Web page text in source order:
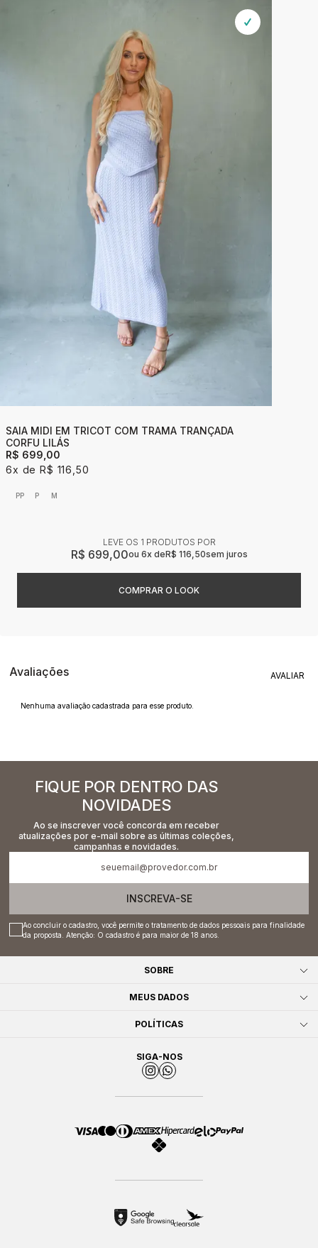
SAIA MIDI EM TRICOT COM TRAMA TRANÇADA
CORFU LILÁS
R$ 699,00
6x
R$ 116,50
PP P M
LEVE OS 1 PRODUTOS
R$ 699,00 6x R$ 116,50sem juros
Avaliações
Nenhuma avaliação cadastrada para esse produto.
FIQUE POR DENTRO DAS
NOVIDADES
Ao se inscrever você concorda em receber
atualizações por e-mail sobre as últimas coleções,
campanhas e novidades.
INSCREVA-SE
Ao concluir o cadastro, você permite o tratamento de dados pessoais para finalidade
da proposta. Atenção: O cadastro é para maior de 18 anos.
SOBRE
MEUS DADOS
POLÍTICAS
SIGA-NOS